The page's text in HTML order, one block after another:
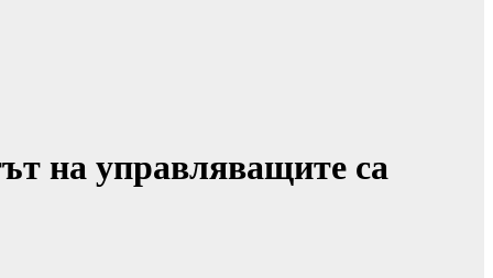
на управляващите са